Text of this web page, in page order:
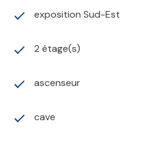
exposition Sud-Est
2 étage(s)
ascenseur
cave